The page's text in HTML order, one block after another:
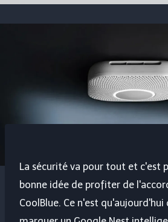
La sécurité va pour tout et c'est
bonne idée de profiter de
CoolBlue. Ce n'est qu'aujourd'hui